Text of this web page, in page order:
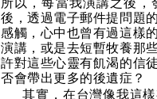
所以，每當我演講之後，
後，透過電子郵件提問題
感觸，心中也曾有過這樣
演講，或是去短暫牧養那
許對這些心靈有飢渴的信
否會帶出更多的後遺症？
其實，在台灣像我這